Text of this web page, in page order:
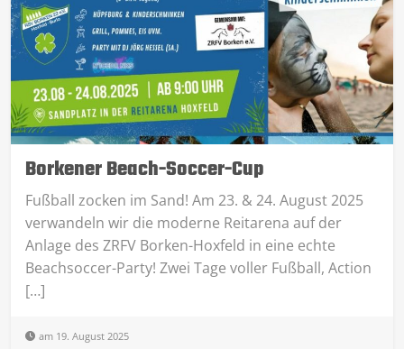
Borkener Beach-Soccer-Cup
Fußball zocken im Sand! Am 23. & 24. August 2025
verwandeln wir die moderne Reitarena auf der
Anlage des ZRFV Borken-Hoxfeld in eine echte
Beachsoccer-Party! Zwei Tage voller Fußball, Action
[…]
am 19. August 2025